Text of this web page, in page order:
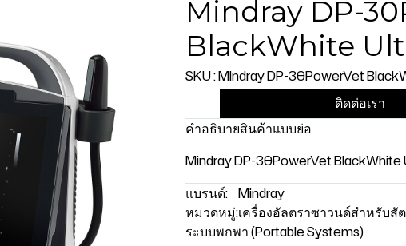
Mindray DP-
BlackWhite
SKU : Mindray DP-30PowerVet
ติดต่อเรา
คำอธิบายสินค้าแบบย่อ
Mindray DP-30PowerVet BlackWhite
แบรนด์: Mindray
หมวดหมู่:เครื่องอัลตราซาวนด์สำหรับสั
ระบบพกพา (Portable Systems)